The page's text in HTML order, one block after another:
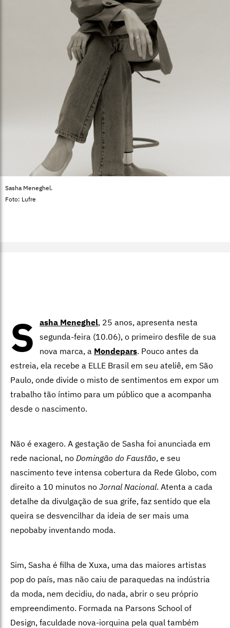
Sasha Meneghel.
Foto: Lufre
S asha Meneghel, 25 anos, apresenta nesta
segunda-feira (10.06), o primeiro desfile de sua
nova marca, a Mondepars. Pouco antes da
estreia, ela recebe a ELLE Brasil em seu ateliê, em São
Paulo, onde divide o misto de sentimentos em expor um
trabalho tão íntimo para um público que a acompanha
desde o nascimento.
Não é exagero. A gestação de Sasha foi anunciada em
rede nacional, no Domingão do Faustão, e seu
nascimento teve intensa cobertura da Rede Globo, com
direito a 10 minutos no Jornal Nacional. Atenta a cada
detalhe da divulgação de sua grife, faz sentido que ela
queira se desvencilhar da ideia de ser mais uma
nepobaby inventando moda.
Sim, Sasha é filha de Xuxa, uma das maiores artistas
pop do país, mas não caiu de paraquedas na indústria
da moda, nem decidiu, do nada, abrir o seu próprio
empreendimento. Formada na Parsons School of
Design, faculdade nova-iorquina pela qual também